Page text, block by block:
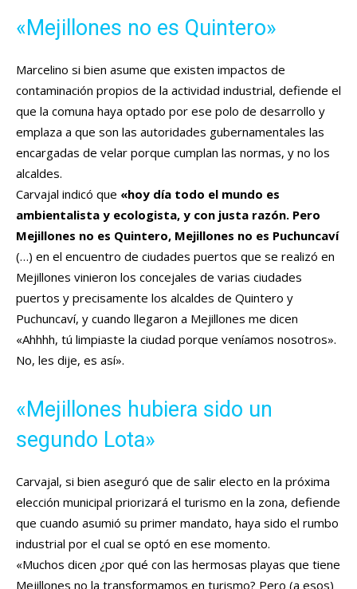
«Mejillones no es Quintero»
Marcelino si bien asume que existen impactos de
contaminación propios de la actividad industrial, defiende el
que la comuna haya optado por ese polo de desarrollo y
emplaza a que son las autoridades gubernamentales las
encargadas de velar porque cumplan las normas, y no los
alcaldes.
Carvajal indicó que «hoy día todo el mundo es
ambientalista y ecologista, y con justa razón. Pero
Mejillones no es Quintero, Mejillones no es Puchuncaví
(…) en el encuentro de ciudades puertos que se realizó en
Mejillones vinieron los concejales de varias ciudades
puertos y precisamente los alcaldes de Quintero y
Puchuncaví, y cuando llegaron a Mejillones me dicen
«Ahhhh, tú limpiaste la ciudad porque veníamos nosotros».
No, les dije, es así».
«Mejillones hubiera sido un
segundo Lota»
Carvajal, si bien aseguró que de salir electo en la próxima
elección municipal priorizará el turismo en la zona, defiende
que cuando asumió su primer mandato, haya sido el rumbo
industrial por el cual se optó en ese momento.
«Muchos dicen ¿por qué con las hermosas playas que tiene
Mejillones no la transformamos en turismo? Pero (a esos)